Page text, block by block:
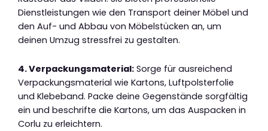
Dienstleistungen wie den Transport deiner Möbel und
den Auf- und Abbau von Möbelstücken an, um
deinen Umzug stressfrei zu gestalten.
4. Verpackungsmaterial: Sorge für ausreichend
Verpackungsmaterial wie Kartons, Luftpolsterfolie
und Klebeband. Packe deine Gegenstände sorgfältig
ein und beschrifte die Kartons, um das Auspacken in
Corlu zu erleichtern.